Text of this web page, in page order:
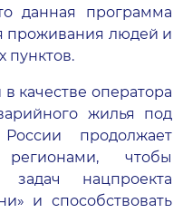
данная программа
проживания людей и
пунктов.
качестве оператора
жилья под
продолжает
чтобы
задач нацпроекта
и способствовать